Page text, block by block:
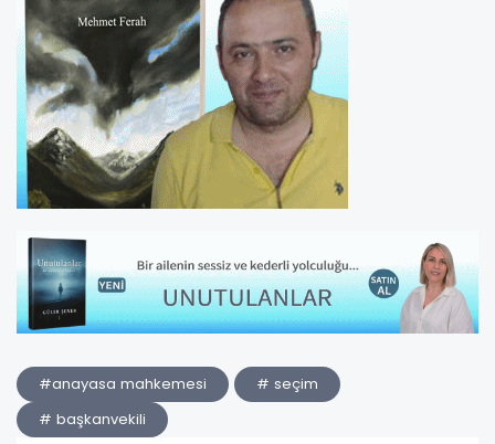
#anayasa mahkemesi
# seçim
# başkanvekili